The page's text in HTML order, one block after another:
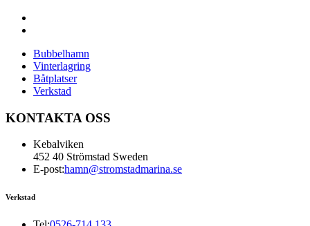
Bubbelhamn
Vinterlagring
Båtplatser
Verkstad
KONTAKTA OSS
Kebalviken
452 40 Strömstad Sweden
E-post:hamn@stromstadmarina.se
Verkstad